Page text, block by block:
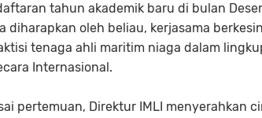
tahun akademik baru di bulan
diharapkan oleh beliau, kerjasama
tenaga ahli maritim niaga dalam
Internasional.
pertemuan, Direktur IMLI menyerahkan